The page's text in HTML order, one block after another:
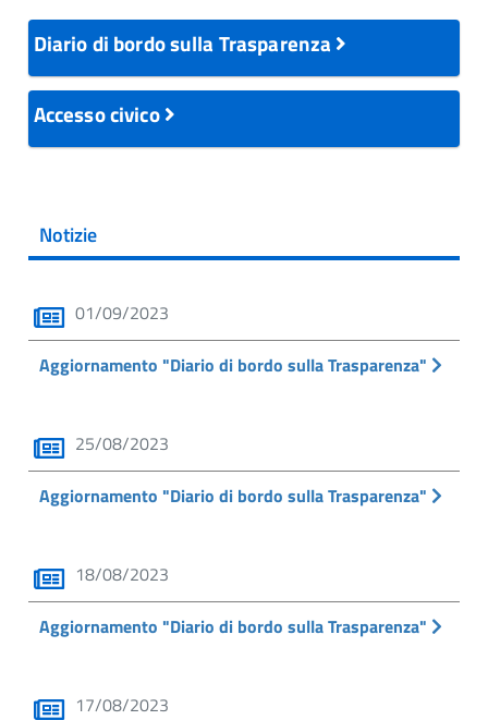
Diario di bordo sulla Trasparenza
Accesso civico
Notizie
01/09/2023
Aggiornamento "Diario di bordo sulla Trasparenza"
25/08/2023
Aggiornamento "Diario di bordo sulla Trasparenza"
18/08/2023
Aggiornamento "Diario di bordo sulla Trasparenza"
17/08/2023